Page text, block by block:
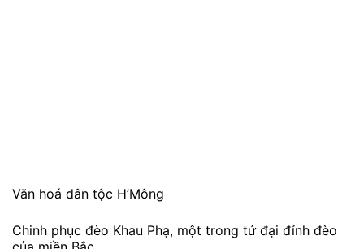
Đắm chìm trong khung cảnh mùa lúa chín, những